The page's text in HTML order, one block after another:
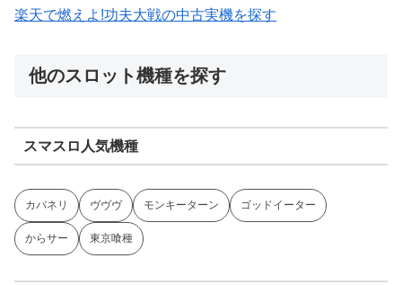
楽天で燃えよ!功夫大戦の中古実機を探す
他のスロット機種を探す
スマスロ人気機種
カバネリ ヴヴヴ モンキーターン ゴッドイーター
からサー 東京喰種